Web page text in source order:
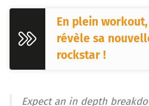
En plein
révèle sa
rockstar !
Expect an in depth